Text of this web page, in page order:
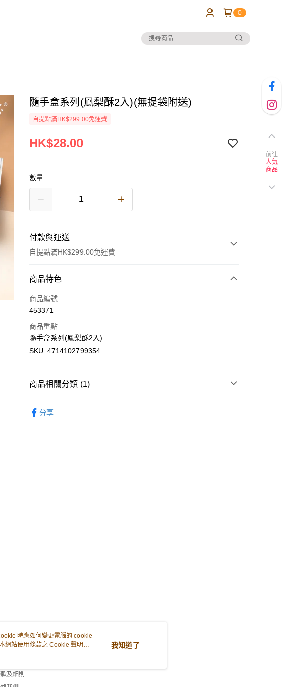
0
隨手盒系列(鳳梨酥2入)(無提袋附送)
自提點滿HK$299.00免運費
HK$28.00
數量
付款與運送
自提點滿HK$299.00免運費
付款方式
信用卡
WeChat Pay
付款後順豐自助櫃
付款後順豐站及營業點
商品特色
商品編號
453371
商品重點
隨手盒系列(鳳梨酥2入)
SKU: 4714102799354
商品相關分類 (1)
分享
戶服務
及細則
前往
人氣
商品
時應如何變更電腦的 cookie
網站使用條款之 Cookie 聲明使
我知道了